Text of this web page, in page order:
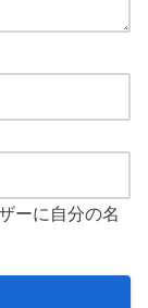
ーに自分の名